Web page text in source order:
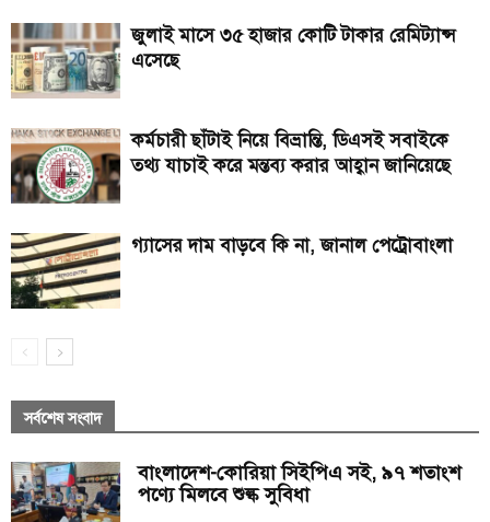
জুলাই মাসে ৩৫ হাজার কোটি টাকার রেমিট্যান্স
এসেছে
কর্মচারী ছাঁটাই নিয়ে বিভ্রান্তি, ডিএসই সবাইকে
তথ্য যাচাই করে মন্তব্য করার আহ্বান জানিয়েছে
গ্যাসের দাম বাড়বে কি না, জানাল পেট্রোবাংলা
সর্বশেষ সংবাদ
বাংলাদেশ-কোরিয়া সিইপিএ সই, ৯৭ শতাংশ
পণ্যে মিলবে শুল্ক সুবিধা